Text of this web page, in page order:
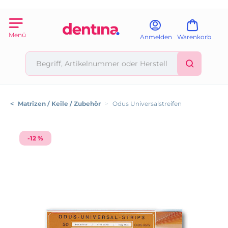
Menü Anmelden Warenkorb
< Matrizen / Keile / Zubehör > Odus Universalstreifen
-12 %